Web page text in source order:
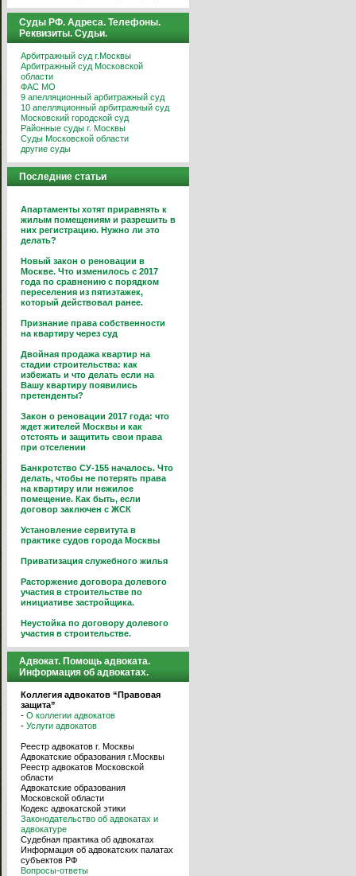
Суды РФ. Адреса. Телефоны.
Реквизиты. Судьи.
Арбитражный суд г.Москвы
Арбитражный суд Московской
области
ФАС МО
9 апелляционный арбитражный суд
10 апелляционный арбитражный суд
Московский городской суд
Районные суды г. Москвы
Суды Московской области
другие суды
Последние статьи
Апартаменты хотят приравнять к
жилым помещениям и разрешить в
них регистрацию. Нужно ли это
делать?
Новый закон о реновации в
Москве. Что изменилось с 2017
года по сравнению с порядком
переселения из пятиэтажек,
который действовал ранее.
Признание права собственности
на квартиру через суд
Двойная продажа квартир на
стадии строительства: как
избежать и что делать если на
Вашу квартиру появились
претенденты?
Закон о реновации 2017 года: что
ждет жителей Москвы и как
отстоять и защитить свои права
при отселении
Банкротство СУ-155 началось. Что
делать, чтобы не потерять права
на квартиру или нежилое
помещение. Как быть, если
договор заключен с ЖСК
Установление сервитута в
практике судов города Москвы
Приватизация служебного жилья
Расторжение договора долевого
участия в строительстве по
инициативе застройщика.
Неустойка по договору долевого
участия в строительстве.
Адвокат. Помощь адвоката.
Информация об адвокатах.
Коллегия адвокатов “Правовая
защита”
- О коллегии адвокатов
- Услуги адвокатов
Реестр адвокатов г. Москвы
Адвокатские образования г.Москвы
Реестр адвокатов Московской
области
Адвокатские образования
Московской области
Кодекс адвокатской этики
Законодательство об адвокатах и
адвокатуре
Судебная практика об адвокатах
Информация об адвокатских палатах
субъектов РФ
Вопросы-ответы